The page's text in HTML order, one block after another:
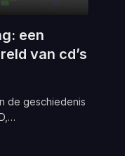
een
van cd’s
de geschiedenis